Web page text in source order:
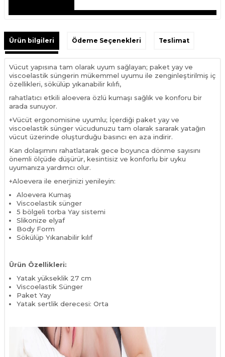
Ürün bilgileri Ödeme Seçenekleri Teslimat
Vücut yapısına tam olarak uyum sağlayan; paket yay ve
viscoelastik süngerin mükemmel uyumu ile zenginleştirilmiş iç
özellikleri, sökülüp yıkanabilir kılıfı,
rahatlatıcı etkili aloevera özlü kumaşı sağlık ve konforu bir
arada sunuyor.
+Vücüt ergonomisine uyumlu; İçerdiği paket yay ve
viscoelastik sünger vücudunuzu tam olarak sararak yatağın
vücut üzerinde oluşturduğu basıncı en aza indirir.
Kan dolaşımını rahatlatarak gece boyunca dönme sayısını
önemli ölçüde düşürür, kesintisiz ve konforlu bir uyku
uyumanıza yardımcı olur.
+Aloevera ile enerjinizi yenileyin:
Aloevera Kumaş
Viscoelastik sünger
5 bölgeli torba Yay sistemi
Slikonize elyaf
Body Form
Sökülüp Yıkanabilir kılıf
Ürün Özellikleri:
Yatak yükseklik 27 cm
Viscoelastik Sünger
Paket Yay
Yatak sertlik derecesi: Orta